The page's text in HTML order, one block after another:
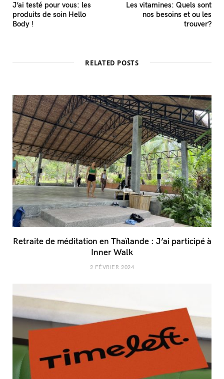
J’ai testé pour vous: les
produits de soin Hello
Body !
Les vitamines: Quels sont
nos besoins et ou les
trouver?
RELATED POSTS
Retraite de méditation en Thaïlande : J’ai participé à
Inner Walk
2 FÉVRIER 2024